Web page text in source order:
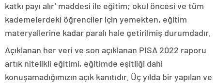
katkı payı alır’ maddesi ile eğitim; okul öncesi ve tüm
kademelerdeki öğrenciler için yemekten, eğitim
materyallerine kadar paralı hale getirilmiş durumdadır.
Açıklanan her veri ve son açıklanan PISA 2022 raporu
artık nitelikli eğitimi, eğitimde eşitliği dahi
konuşamadığımızın açık kanıtıdır. Üç yılda bir yapılan ve